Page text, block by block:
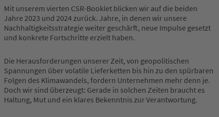
Mit unserem vierten CSR-Booklet blicken wir auf die beiden
Jahre 2023 und 2024 zurück. Jahre, in denen wir unsere
Nachhaltigkeitsstrategie weiter geschärft, neue Impulse gesetzt
und konkrete Fortschritte erzielt haben.
Die Herausforderungen unserer Zeit, von geopolitischen
Spannungen über volatile Lieferketten bis hin zu den spürbaren
Folgen des Klimawandels, fordern Unternehmen mehr denn je.
Doch wir sind überzeugt: Gerade in solchen Zeiten braucht es
Haltung, Mut und ein klares Bekenntnis zur Verantwortung.